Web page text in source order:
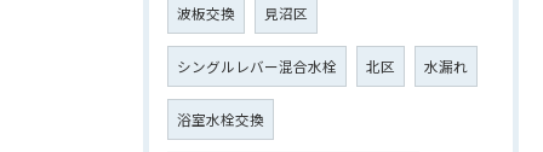
波板交換 見沼区
シングルレバー混合水栓 北区 水漏れ
浴室水栓交換